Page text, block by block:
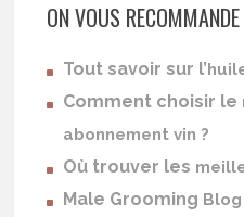
ON VOUS
Tout savoir sur l’
Comment choisir le
abonnement vin ?
Où trouver les
Male Grooming